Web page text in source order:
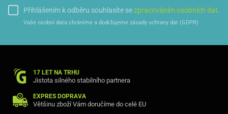
Kryt je vyroben z nárazuvzdorné silné gumy, která se dokonale
Přihlášením k odběru souhlasíte sezpracováním osobních dat.
Vaše osobní data chráníme a dodržujeme zásady ochrany dat (GDPR)
17 LET NA TRHU
Jistota silného stabilního partnera
EXPRES DOPRAVA
Většinu zboží Vám doručíme do celé EU